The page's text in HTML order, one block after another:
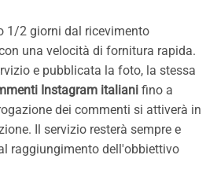
1/2 giorni dal ricevimento
una velocità di fornitura rapida.
e pubblicata la foto, la stessa
Instagram italiani fino a
dei commenti si attiverà in
Il servizio resterà sempre e
raggiungimento dell'obbiettivo